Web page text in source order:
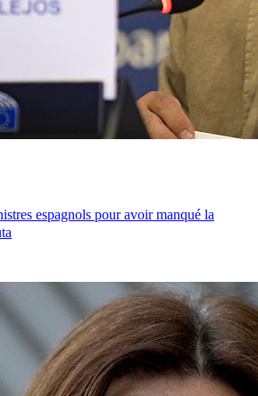
espagnols pour avoir manqué la